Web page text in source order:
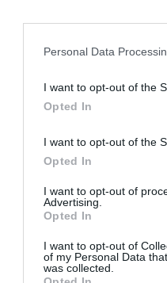
Personal Data
I want to opt-out of the
Opted In
I want to opt-out of the
Opted In
I want to opt-out of
Advertising.
Opted In
I want to opt-out of
of my Personal Data
was collected.
στην
του Σοφοκλή...